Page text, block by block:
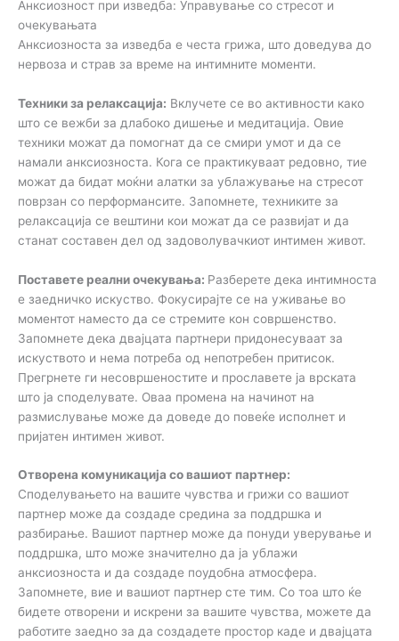
Анксиозност при изведба: Управување со стресот и
очекувањата
Анксиозноста за изведба е честа грижа, што доведува до
нервоза и страв за време на интимните моменти.
Техники за релаксација: Вклучете се во активности како
што се вежби за длабоко дишење и медитација. Овие
техники можат да помогнат да се смири умот и да се
намали анксиозноста. Кога се практикуваат редовно, тие
можат да бидат моќни алатки за ублажување на стресот
поврзан со перформансите. Запомнете, техниките за
релаксација се вештини кои можат да се развијат и да
станат составен дел од задоволувачкиот интимен живот.
Поставете реални очекувања: Разберете дека интимноста
е заедничко искуство. Фокусирајте се на уживање во
моментот наместо да се стремите кон совршенство.
Запомнете дека двајцата партнери придонесуваат за
искуството и нема потреба од непотребен притисок.
Прегрнете ги несовршеностите и прославете ја врската
што ја споделувате. Оваа промена на начинот на
размислување може да доведе до повеќе исполнет и
пријатен интимен живот.
Отворена комуникација со вашиот партнер:
Споделувањето на вашите чувства и грижи со вашиот
партнер може да создаде средина за поддршка и
разбирање. Вашиот партнер може да понуди уверување и
поддршка, што може значително да ја ублажи
анксиозноста и да создаде поудобна атмосфера.
Запомнете, вие и вашиот партнер сте тим. Со тоа што ќе
бидете отворени и искрени за вашите чувства, можете да
работите заедно за да создадете простор каде и двајцата